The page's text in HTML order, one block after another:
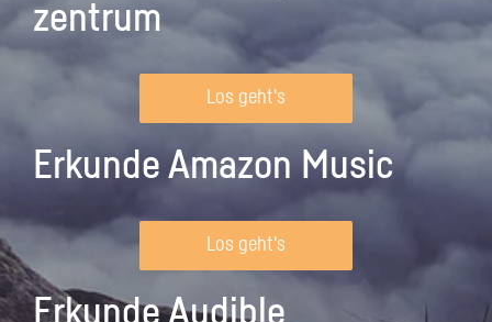
zentrum
Los geht's
Erkunde Amazon Music
Los geht's
Erkunde Audible